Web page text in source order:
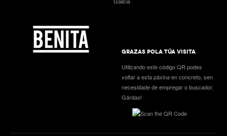
GRAZAS POLA TÚA VISITA
Utilizando este código QR podes
voltar a esta páxina en concreto, sen
necesidade de empregar o buscador.
Gárdao!